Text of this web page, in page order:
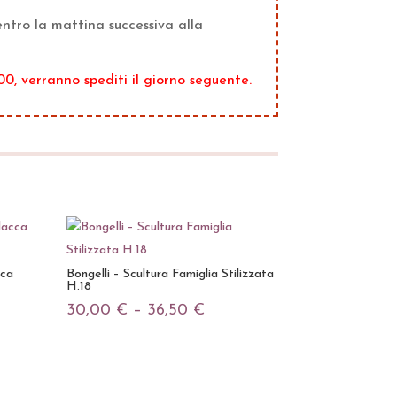
la mattina successiva alla
verranno spediti il giorno seguente.
Bongelli – Scultura Famiglia Stilizzata
H.18
30,00 € – 36,50 €